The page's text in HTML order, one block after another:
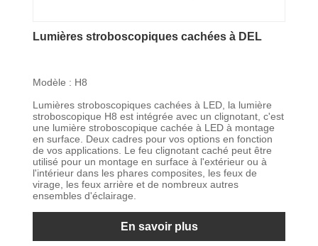
Lumières stroboscopiques cachées à DEL
Modèle : H8
Lumières stroboscopiques cachées à LED, la lumière
stroboscopique H8 est intégrée avec un clignotant, c'est
une lumière stroboscopique cachée à LED à montage
en surface. Deux cadres pour vos options en fonction
de vos applications. Le feu clignotant caché peut être
utilisé pour un montage en surface à l'extérieur ou à
l'intérieur dans les phares composites, les feux de
virage, les feux arrière et de nombreux autres
ensembles d'éclairage.
En savoir plus